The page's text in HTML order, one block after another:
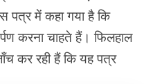
पत्र में कहा गया है कि
करना चाहते हैं। फिलहाल
कर रही हैं कि यह पत्र